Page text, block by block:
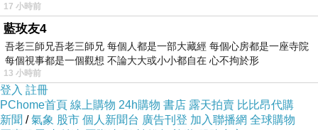
17 小時前
藍玫友4
吾老三師兄吾老三師兄 每個人都是一部大藏經 每個心房都是一座寺院
每個視事都是一個觀想 不論大大或小小都自在 心不拘於形
13 小時前
登入 註冊
PChome首頁 線上購物 24h購物 書店 露天拍賣 比比昂代購
新聞 /氣象 股市 個人新聞台 廣告刊登 加入聯播網 全球購物